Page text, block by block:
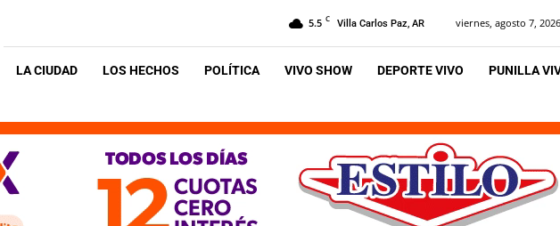
5.5 C Villa Carlos Paz, AR viernes, agosto 7, 2026
LA CIUDAD LOS HECHOS POLÍTICA VIVO SHOW DEPORTE VIVO PUNILLA